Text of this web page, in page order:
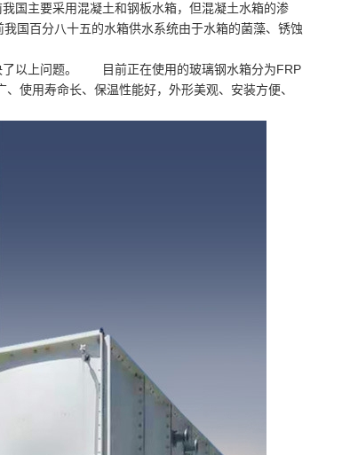
国主要采用混凝土和钢板水箱，但混凝土水箱的渗
国百分八十五的水箱供水系统由于水箱的菌藻、锈蚀
了以上问题。 目前正在使用的玻璃钢水箱分为FRP
使用寿命长、保温性能好，外形美观、安装方便、